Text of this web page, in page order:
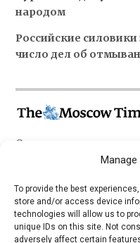
To provide the best
store and/or access device
technologies will allow us to
unique IDs on this site. Not
adversely affect certain
народом
Российские силовики
число дел об
О нас
Политика
iOS
Android